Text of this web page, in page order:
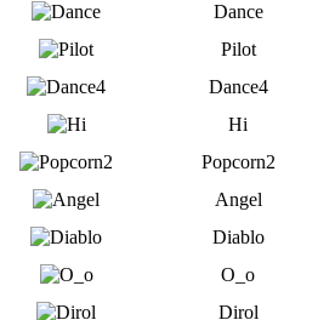
Dance
Pilot
Dance4
Hi
Popcorn2
Angel
Diablo
O_o
Dirol